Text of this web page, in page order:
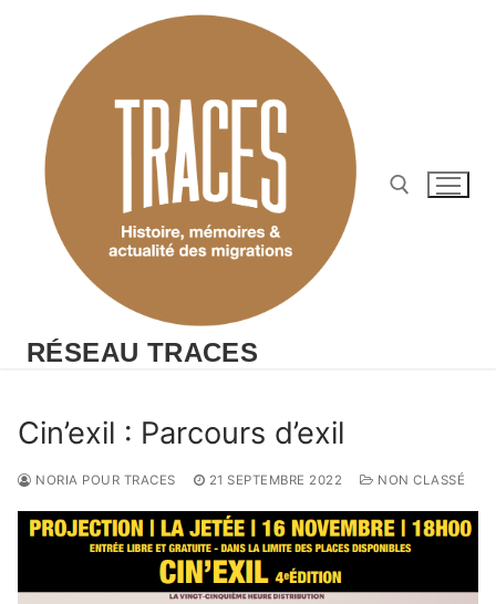
RÉSEAU TRACES
Cin’exil : Parcours d’exil
NORIA POUR TRACES 21 SEPTEMBRE 2022 NON CLASSÉ